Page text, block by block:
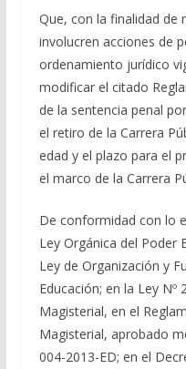
Que, con la finalidad de
involucren acciones de
ordenamiento jurídico
modificar el citado
de la sentencia penal
el retiro de la Carrera
edad y el plazo para el
el marco de la Carrera
De conformidad con lo
Ley Orgánica del Poder
Ley de Organización y
Educación; en la Ley Nº
Magisterial, en el
Magisterial, aprobado
004-2013-ED; en el